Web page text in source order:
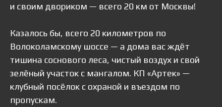
и своим двориком — всего 20 км от Москвы!
Казалось бы, всего 20 километров по
Волоколамскому шоссе — а дома вас ждёт
тишина соснового леса, чистый воздух и свой
зелёный участок с мангалом. КП «Артек» —
клубный посёлок с охраной и въездом по
пропускам.